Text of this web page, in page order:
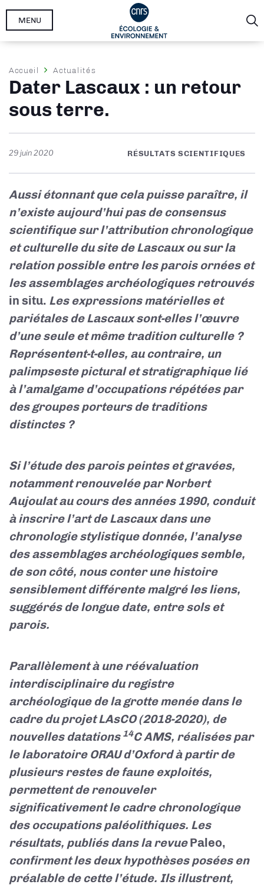
Aller
MENU
Fil
d'Ariane
Accueil Actualités
Dater Lascaux : un retour
sous terre.
29 juin 2020 RÉSULTATS SCIENTIFIQUES
Aussi étonnant que cela puisse paraître, il
n’existe aujourd’hui pas de consensus
scientifique sur l’attribution chronologique
et culturelle du site de Lascaux ou sur la
relation possible entre les parois ornées et
les assemblages archéologiques retrouvés
in situ. Les expressions matérielles et
pariétales de Lascaux sont-elles l’œuvre
d’une seule et même tradition culturelle ?
Représentent-t-elles, au contraire, un
palimpseste pictural et stratigraphique lié
à l’amalgame d’occupations répétées par
des groupes porteurs de traditions
distinctes ?
Si l’étude des parois peintes et gravées,
notamment renouvelée par Norbert
Aujoulat au cours des années 1990, conduit
à inscrire l’art de Lascaux dans une
chronologie stylistique donnée, l’analyse
des assemblages archéologiques semble,
de son côté, nous conter une histoire
sensiblement différente malgré les liens,
suggérés de longue date, entre sols et
parois.
Parallèlement à une réévaluation
interdisciplinaire du registre
archéologique de la grotte menée dans le
cadre du projet LAsCO (2018-2020), de
nouvelles datations 14C AMS, réalisées par
le laboratoire ORAU d’Oxford à partir de
plusieurs restes de faune exploités,
permettent de renouveler
significativement le cadre chronologique
des occupations paléolithiques. Les
résultats, publiés dans la revuePaleo,
confirment les deux hypothèses posées en
préalable de cette l’étude. Ils illustrent,